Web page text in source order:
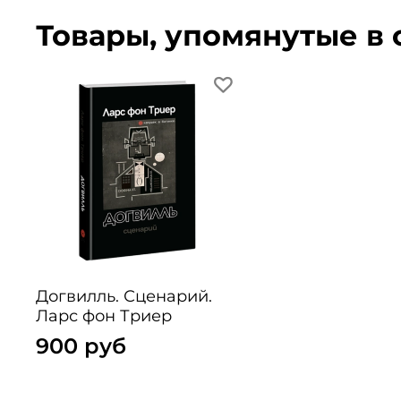
Товары, упомянутые в
Догвилль. Сценарий.
Ларс фон Триер
900 руб